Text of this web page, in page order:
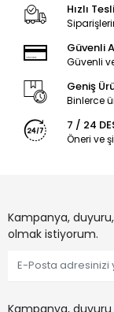
Hızlı
Güvenli
Güvenli
Geniş
Binlerce
7 / 24
Öneri ve
Kampanya,
olmak istiyorum.
Kampanya,